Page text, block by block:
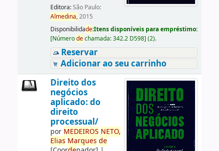
Editora:São Paulo:
Almedina,2015
Disponibilidade:Itens disponíveis para empréstimo:
[Númerodechamada:342.2 D598] (2).
Reservar
Adicionar ao seu carrinho
Direito dos
negócios
aplicado: do
direito
processual/
por MEDEIROS NETO,
Elias Marques de